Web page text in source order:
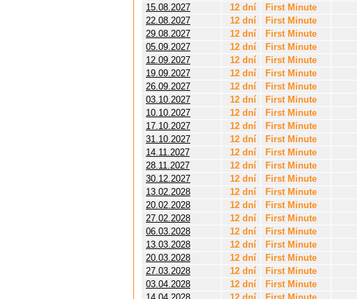
15.08.2027
12 dní First Minute
22.08.2027
12 dní First Minute
29.08.2027
12 dní First Minute
05.09.2027
12 dní First Minute
12.09.2027
12 dní First Minute
19.09.2027
12 dní First Minute
26.09.2027
12 dní First Minute
03.10.2027
12 dní First Minute
10.10.2027
12 dní First Minute
17.10.2027
12 dní First Minute
31.10.2027
12 dní First Minute
14.11.2027
12 dní First Minute
28.11.2027
12 dní First Minute
30.12.2027
12 dní First Minute
13.02.2028
12 dní First Minute
20.02.2028
12 dní First Minute
27.02.2028
12 dní First Minute
06.03.2028
12 dní First Minute
13.03.2028
12 dní First Minute
20.03.2028
12 dní First Minute
27.03.2028
12 dní First Minute
03.04.2028
12 dní First Minute